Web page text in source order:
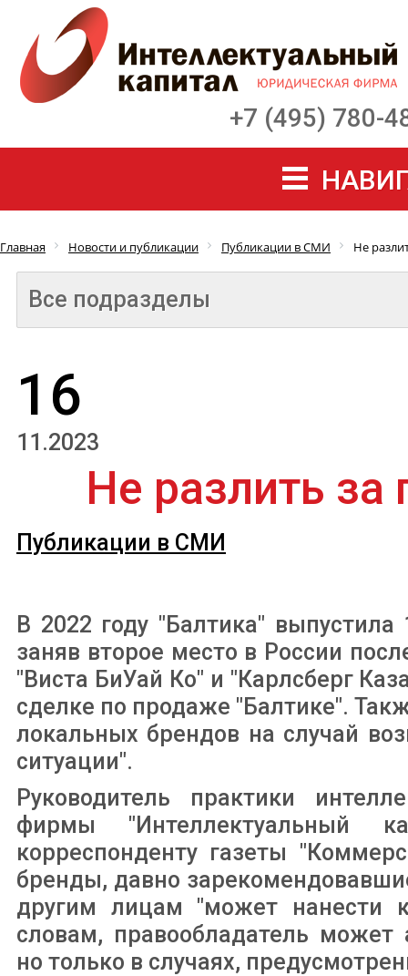
+7 (495) 780-
Главная Новости и публикации Публикации в СМИ Не
16
11.2023
Не разлить за
Публикации в СМИ
В 2022 году "Балтика"
заняв второе место в России
"Виста БиУай Ко" и "Карлсберг
сделке по продаже "Балтике".
локальных брендов на случай
ситуации".
Руководитель практики
фирмы "Интеллектуальный
корреспонденту газеты
бренды, давно
другим лицам "может нанести
словам, правообладатель может
но только в случаях,
Все подразделы